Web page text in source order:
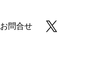
お問合せ